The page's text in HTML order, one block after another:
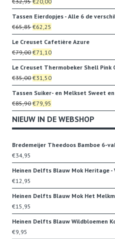
€8,95.€6,71.
prijs
was:
€32,95.
prijs
is:
€20,00.
Tassen Eierdopjes - Alle 6 de
€65,85Oorspronkelijke
prijs
was:
€65,85.
€62,25
prijs
is:
€62,25.
Le Creuset Cafetière Azure
€79,00Oorspronkelijke
prijs
was:
€79,00.
€71,10Huidige
prijs
is:
€71,10.
Le Creuset Thermobeker Shell Pink
€35,00Oorspronkelijke
prijs
was:
€35,00.
€31,50Huidige
prijs
is:
€31,50.
Tassen Suiker- en Melkset Sweet
€85,90Oorspronkelijke
prijs
was:
€79,95
prijs
is:
NIEUW IN DE WEBSHOP
Bredemeijer Theedoos Bamboe 6-
€34,95
Heinen Delfts Blauw Mok Heritage -
€12,95
Heinen Delfts Blauw Mok Het
€15,95
Heinen Delfts Blauw Wildbloemen
€9,95